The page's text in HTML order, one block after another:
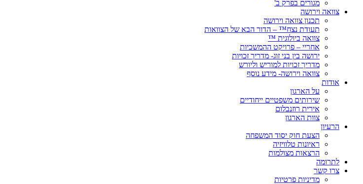
מגורים בפרק ב'
צוואה וירושה
תכנון צוואה וירושה
תעודת נצח™ – הדור הבא של הצוואות
צוואה ביולוגית ™
אחריי – פרויקט ההמשכיות
ירושה בין בני זוג- מדריך זכויות
מדריך זכויות למוריש וליורש
צוואה וירושה- מידע נוסף
אודות
על הארגון
שירותים משפטיים ייחודיים
אירית רוזנבלום
צוות הארגון
הרעיון
הצעת חוק יסוד המשפחה
ראיונות טלוויזיה
הרצאות מצולמות
לתרומה
צרו קשר
מדיניות פרטיות